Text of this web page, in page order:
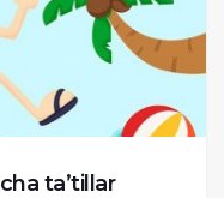
taʼtillar